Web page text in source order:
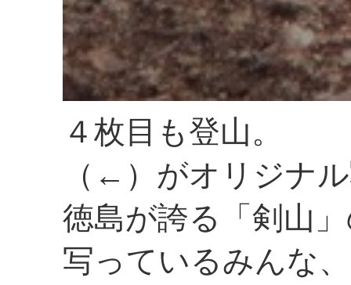
４枚目も登山。
（←）がオリジナ
徳島が誇る「剣山
写っているみんな